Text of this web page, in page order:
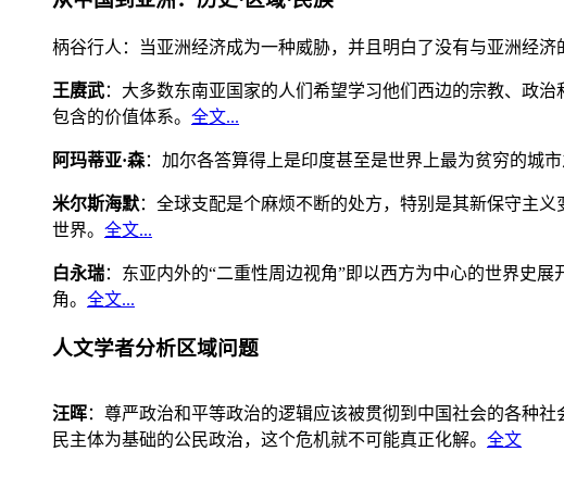
柄谷行人：当亚洲经济成为一种威胁，并且明白了没有与亚洲经
王赓武：大多数东南亚国家的人们希望学习他们西边的宗教、政
包含的价值体系。 全文...
阿玛蒂亚·森：加尔各答算得上是印度甚至是世界上最为贫穷的城
米尔斯海默：全球支配是个麻烦不断的处方，特别是其新保守主
世界。 全文...
白永瑞：东亚内外的“二重性周边视角”即以西方为中心的世界史
角。 全文...
人文学者分析区域问题
汪晖：尊严政治和平等政治的逻辑应该被贯彻到中国社会的各种
民主体为基础的公民政治，这个危机就不可能真正化解。 全文